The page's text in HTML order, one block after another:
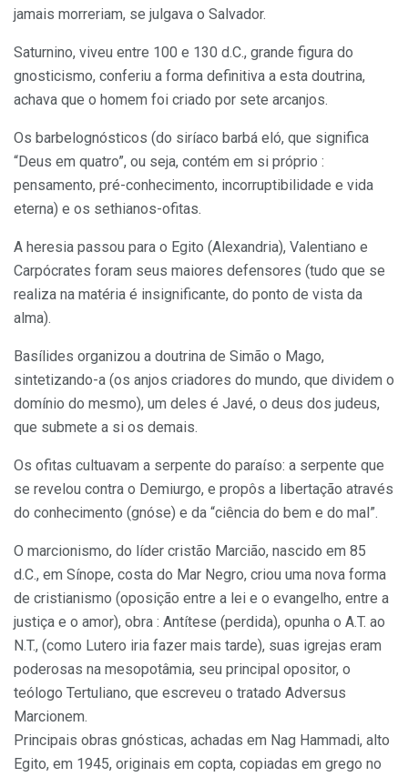
jamais morreriam, se julgava o Salvador.
Saturnino, viveu entre 100 e 130 d.C., grande figura do
gnosticismo, conferiu a forma definitiva a esta doutrina,
achava que o homem foi criado por sete arcanjos.
Os barbelognósticos (do siríaco barbá eló, que significa
“Deus em quatro”, ou seja, contém em si próprio :
pensamento, pré-conhecimento, incorruptibilidade e vida
eterna) e os sethianos-ofitas.
A heresia passou para o Egito (Alexandria), Valentiano e
Carpócrates foram seus maiores defensores (tudo que se
realiza na matéria é insignificante, do ponto de vista da
alma).
Basílides organizou a doutrina de Simão o Mago,
sintetizando-a (os anjos criadores do mundo, que dividem o
domínio do mesmo), um deles é Javé, o deus dos judeus,
que submete a si os demais.
Os ofitas cultuavam a serpente do paraíso: a serpente que
se revelou contra o Demiurgo, e propôs a libertação através
do conhecimento (gnóse) e da “ciência do bem e do mal”.
O marcionismo, do líder cristão Marcião, nascido em 85
d.C., em Sínope, costa do Mar Negro, criou uma nova forma
de cristianismo (oposição entre a lei e o evangelho, entre a
justiça e o amor), obra : Antítese (perdida), opunha o A.T. ao
N.T., (como Lutero iria fazer mais tarde), suas igrejas eram
poderosas na mesopotâmia, seu principal opositor, o
teólogo Tertuliano, que escreveu o tratado Adversus
Marcionem.
Principais obras gnósticas, achadas em Nag Hammadi, alto
Egito, em 1945, originais em copta, copiadas em grego no